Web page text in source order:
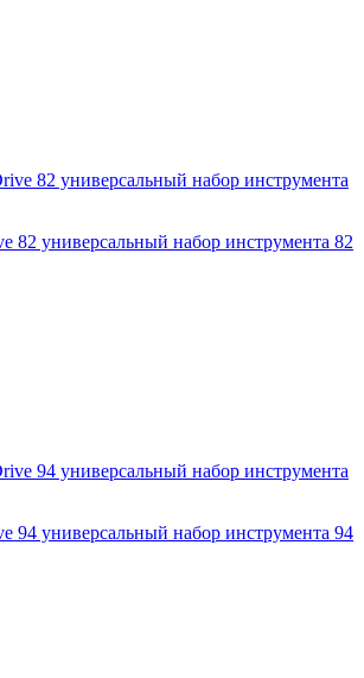
универсальный набор инструмента 82
94 универсальный набор инструмента 94